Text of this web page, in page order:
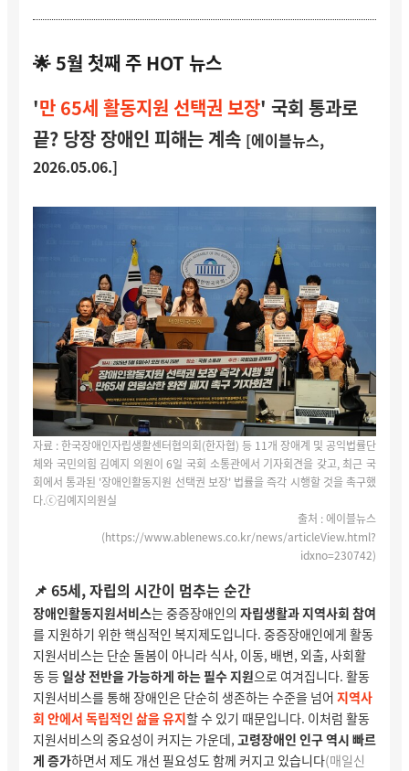
🌟 5월 첫째 주 HOT 뉴스
'만 65세 활동지원 선택권 보장' 국회 통과로
끝? 당장 장애인 피해는 계속 [에이블뉴스,
2026.05.06.]
자료 :한국장애인자립생활센터협의회(한자협) 등 11개 장애계 및 공익법률단
체와 국민의힘 김예지 의원이 6일 국회 소통관에서 기자회견을 갖고, 최근 국
회에서 통과된 '장애인활동지원 선택권 보장' 법률을 즉각 시행할 것을 촉구했
다.ⓒ김예지의원실
출처 : 에이블뉴스
(https://www.ablenews.co.kr/news/articleView.html?
idxno=230742)
📌 65세, 자립의 시간이 멈추는 순간
장애인활동지원서비스는 중증장애인의 자립생활과 지역사회 참여
를 지원하기 위한 핵심적인 복지제도입니다. 중증장애인에게 활동
지원서비스는 단순 돌봄이 아니라 식사, 이동, 배변, 외출, 사회활
동 등일상 전반을 가능하게 하는 필수 지원으로 여겨집니다. 활동
지원서비스를 통해 장애인은 단순히 생존하는 수준을 넘어 지역사
회 안에서 독립적인 삶을 유지할 수 있기 때문입니다. 이처럼 활동
지원서비스의 중요성이 커지는 가운데, 고령장애인 인구 역시 빠르
게 증가하면서 제도 개선 필요성도 함께 커지고 있습니다(매일신